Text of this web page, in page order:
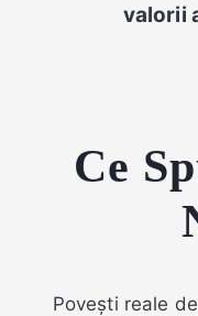
valorii
Ce
Povești reale